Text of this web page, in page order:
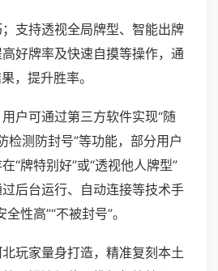
支持透视全局牌型、智能出牌
好牌率及快速自摸等操作，通
，提升胜率。
户可通过第三方软件实现“随
检测防封号”等功能，部分用户
“牌特别好”或“透视他人牌型”
后台运行、自动连接等技术手
性高”“不被封号”。
玩家量身打造，精准复刻本土